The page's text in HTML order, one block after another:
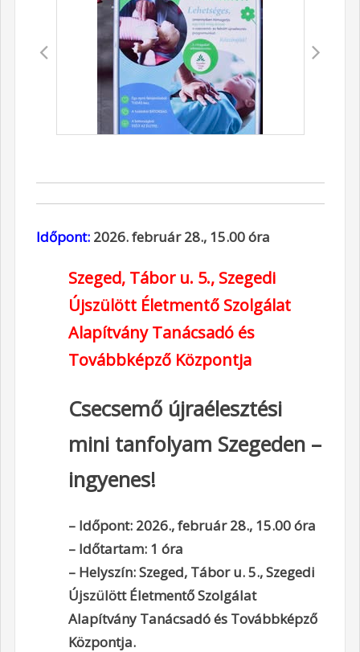
Időpont:2026. február 28., 15.00 óra
Szeged, Tábor u. 5., Szegedi
Újszülött Életmentő Szolgálat
Alapítvány Tanácsadó és
Továbbképző Központja
Csecsemő újraélesztési
mini tanfolyam Szegeden –
ingyenes!
– Időpont: 2026., február 28., 15.00 óra
– Időtartam: 1 óra
– Helyszín: Szeged, Tábor u. 5., Szegedi
Újszülött Életmentő Szolgálat
Alapítvány Tanácsadó és Továbbképző
Központja.